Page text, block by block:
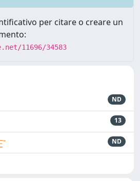
per citare o creare un
11696/34583
ND
13
ND